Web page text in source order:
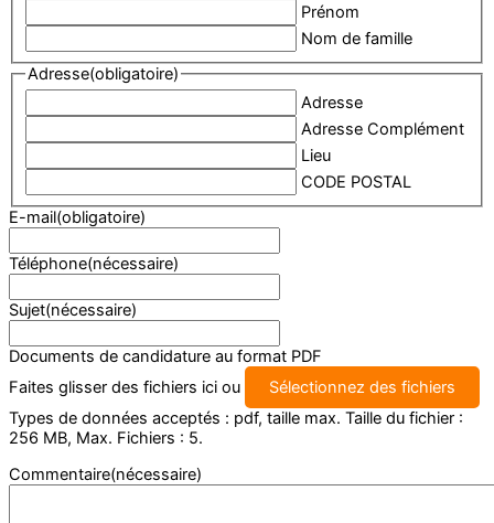
Prénom
Nom de famille
Adresse(obligatoire)
Adresse
Adresse Complément
Lieu
CODE POSTAL
E-mail(obligatoire)
Téléphone(nécessaire)
Sujet(nécessaire)
Documents de candidature au format PDF
Faites glisser des fichiers ici ou
Sélectionnez des fichiers
Types de données acceptés : pdf, taille max. Taille du fichier :
256 MB, Max. Fichiers : 5.
Commentaire(nécessaire)